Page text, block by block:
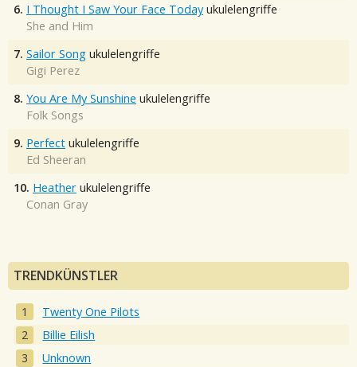
6. I Thought I Saw Your Face Today ukulelengriffe
She and Him
7. Sailor Song ukulelengriffe
Gigi Perez
8. You Are My Sunshine ukulelengriffe
Folk Songs
9. Perfect ukulelengriffe
Ed Sheeran
10. Heather ukulelengriffe
Conan Gray
TRENDKÜNSTLER
Twenty One Pilots
Billie Eilish
Unknown